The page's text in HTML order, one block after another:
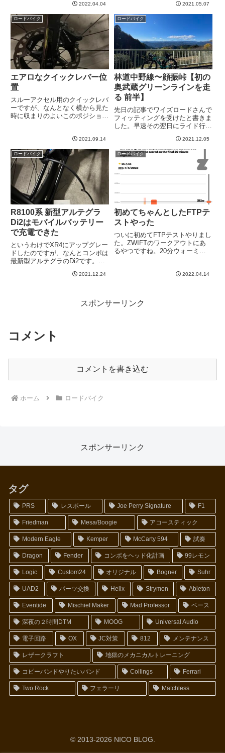
というところで早速、試走しにい
くことになりました^^ 今年初め
ての本格的ヒルクライム。緊張で
す。しかしビンディングシュー
ズ...
2022.04.04
いう中に履くのもあるらしいとい
うことを知る。レーパンはサイズ
とかもよくわからんし、実物みて
から買いたいと思います。とり
あ...
2021.05.07
ロードバイク
エアロなクイックレバー位
置
スルーアクセル用のクイックレバ
ーですが、なんとなく横から見た
時に収まりのよいこのポジション
す。ちょっと写真が暗いのでそも
そもどうなの？ってのはあります
が、この位置にしておくと、目立
た...
2021.09.14
ロードバイク
林道中野線〜顔振峠【初の
奥武蔵グリーンラインを走
る 前半】
先日の記事でワイズロードさんで
フィッティングを受けたと書きま
した。早速その翌日にライド行っ
ーンライン。飯能・秩父エリアは
初挑戦です！多摩湖（村山貯水
池）付近の実家に車まで行って飯
能エリアへゴー実は私、実家が多
摩...
2021.12.05
ロードバイク
R8100系 新型アルテグラ
Di2はモバイルバッテリー
で充電できた
というわけでXR4にアップグレー
ドしたのですが、なんとコンポは
最新型アルテグラのDi2です。実
はコンセントがなくてどうしよう
かで充電できます？？」と聞...
2021.12.24
ロードバイク
初めてちゃんとしたFTPテ
ストやった
ついに初めてFTPテストやりまし
た。ZWIFTのワークアウトにあ
るやつですね。20分ウォーミン
ら5分の高強度。10分んレスト。
2022.04.14
スポンサーリンク
コメント
コメントを書き込む
ホーム ロードバイク
スポンサーリンク
タグ
PRS レスポール Joe Perry Signature F1
Friedman Mesa/Boogie アコースティック
Modern Eagle Kemper McCarty 594 試奏
Dragon Fender コンボをヘッド化計画 99レモン
Logic Custom24 オリジナル Bogner Suhr
UAD2 パーツ交換 Helix Strymon Ableton
Eventide Mischief Maker Mad Professor ベース
深夜の２時間DTM MOOG Universal Audio
電子回路 OX JC対策 812 メンテナンス
レザークラフト 地獄のメカニカルトレーニング
コピーバンドやりたいバンド Collings Ferrari
Two Rock フェラーリ Matchless
© 2013-2026 NICO BLOG.